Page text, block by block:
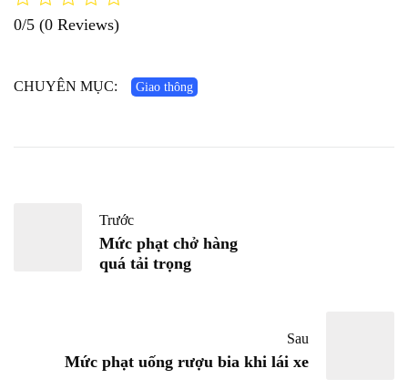
0/5 (0 Reviews)
CHUYÊN MỤC: Giao thông
Trước
Mức phạt chở hàng
quá tải trọng
Sau
Mức phạt uống rượu bia khi lái xe